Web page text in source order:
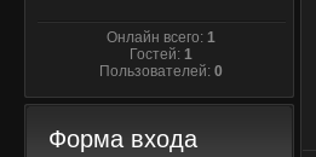
Онлайн всего:1
Гостей:1
Пользователей:0
Форма входа